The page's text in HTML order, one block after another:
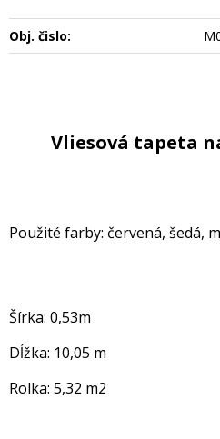
Obj. čislo:
Vliesová tapeta
Použité farby: červená, šedá,
Šírka: 0,53m
Dĺžka: 10,05 m
Rolka: 5,32 m2